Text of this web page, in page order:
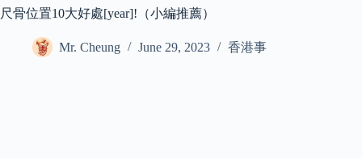
尺骨位置10大好處[year]!（小編推薦）
Mr. Cheung June 29, 2023 香港事